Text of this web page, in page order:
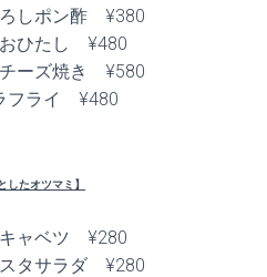
ろしポン酢 ¥380
おひたし ¥480
チーズ焼き ¥580
フライ ¥480
したオツマミ】
キャベツ ¥280
スタサラダ ¥280